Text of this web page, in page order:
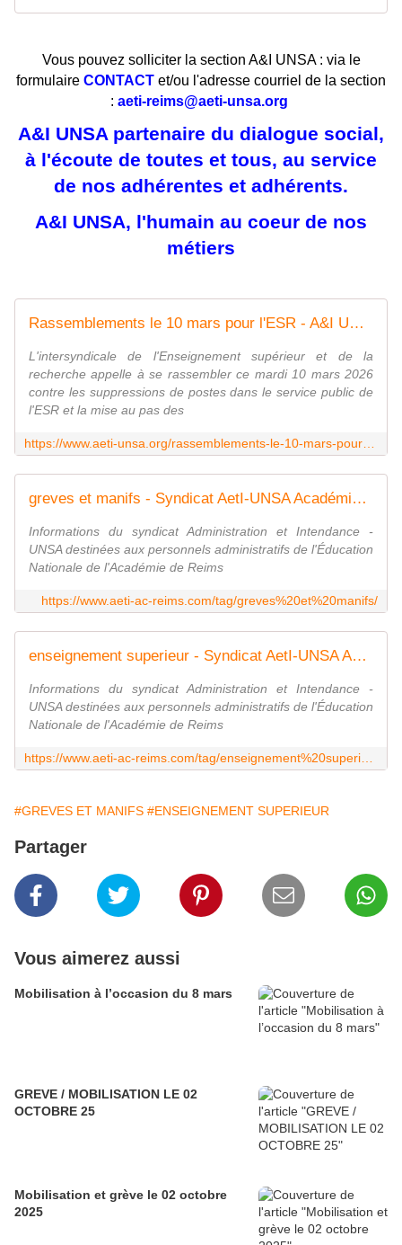
Vous pouvez solliciter la section A&I UNSA : via le
formulaire CONTACT et/ou l'adresse courriel de la section
: aeti-reims@aeti-unsa.org
A&I UNSA partenaire du dialogue social,
à l'écoute de toutes et tous, au service
de nos adhérentes et adhérents.
A&I UNSA, l'humain au coeur de nos
métiers
Rassemblements le 10 mars pour l'ESR - A&I UNSA
L'intersyndicale de l'Enseignement supérieur et de la
recherche appelle à se rassembler ce mardi 10 mars 2026
contre les suppressions de postes dans le service public de
l'ESR et la mise au pas des
greves et manifs - Syndicat AetI-UNSA Académie Reims
Informations du syndicat Administration et Intendance -
UNSA destinées aux personnels administratifs de l'Éducation
Nationale de l'Académie de Reims
https://www.aeti-ac-reims.com/tag/greves%20et%20manifs/
enseignement superieur - Syndicat AetI-UNSA Académie Reims
Informations du syndicat Administration et Intendance -
UNSA destinées aux personnels administratifs de l'Éducation
Nationale de l'Académie de Reims
#GREVES ET MANIFS #ENSEIGNEMENT SUPERIEUR
Partager
Vous aimerez aussi
Mobilisation à l’occasion du 8 mars
GREVE / MOBILISATION LE 02
OCTOBRE 25
Mobilisation et grève le 02 octobre
2025